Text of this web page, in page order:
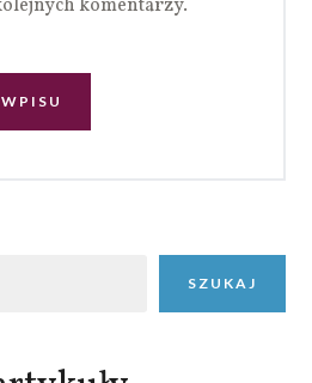
komentarzy.
SZUKAJ